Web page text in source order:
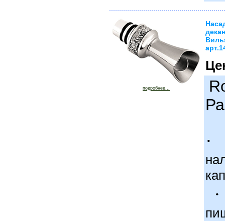
подробнее...
·
·